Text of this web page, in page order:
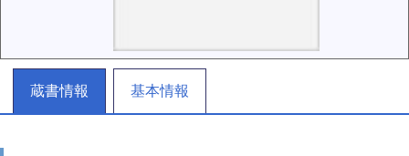
蔵書情報 基本情報